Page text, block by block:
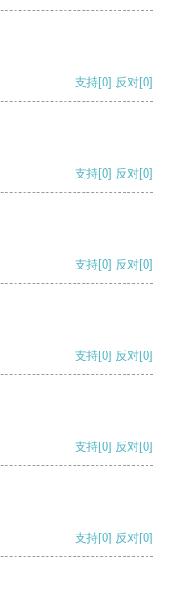
支持[0] 反对[0]
支持[0] 反对[0]
支持[0] 反对[0]
支持[0] 反对[0]
支持[0] 反对[0]
支持[0] 反对[0]